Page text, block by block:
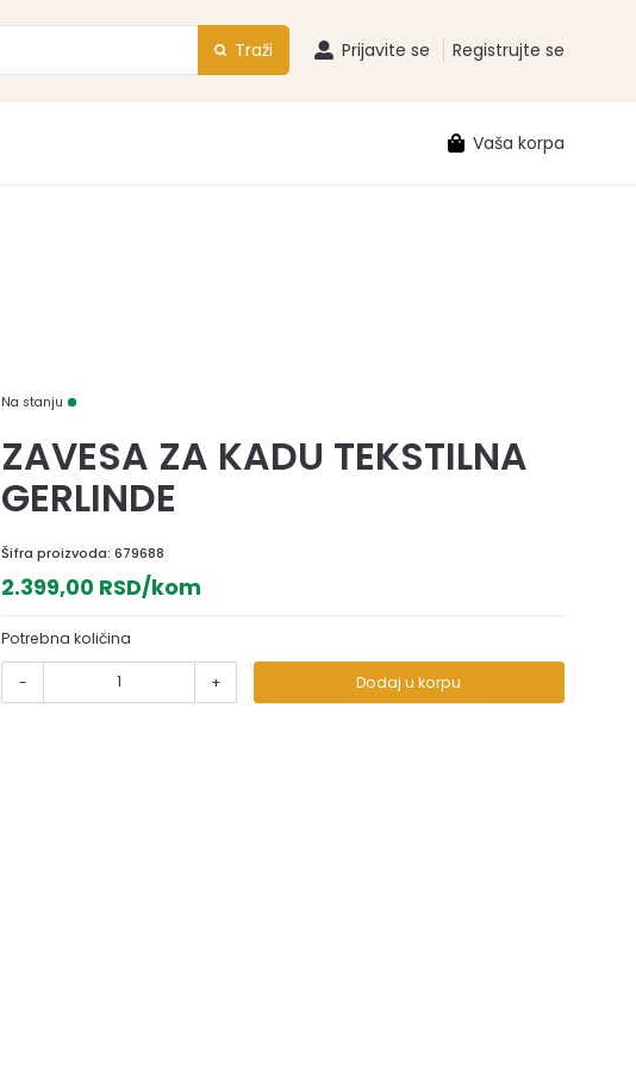
Traži Prijavite se Registrujte se
Vaša korpa
Na stanju
ZAVESA ZA KADU TEKSTILNA
GERLINDE
Šifra proizvoda:679688
2.399,00 RSD/kom
Potrebna količina
- + Dodaj u korpu